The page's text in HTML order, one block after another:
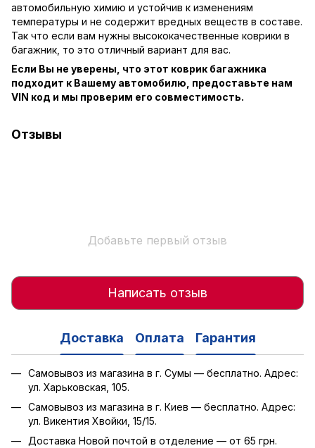
автомобильную химию и устойчив к изменениям
температуры и не содержит вредных веществ в составе.
Так что если вам нужны высококачественные коврики в
багажник, то это отличный вариант для вас.
Если Вы не уверены, что этот коврик багажника
подходит к Вашему автомобилю, предоставьте нам
VIN код и мы проверим его совместимость.
Отзывы
Добавьте первый отзыв
Написать отзыв
Доставка Оплата Гарантия
Самовывоз из магазина в г. Сумы — бесплатно. Адрес:
ул. Харьковская, 105.
Самовывоз из магазина в г. Киев — бесплатно. Адрес:
ул. Викентия Хвойки, 15/15.
Доставка Новой почтой в отделение — от 65 грн.